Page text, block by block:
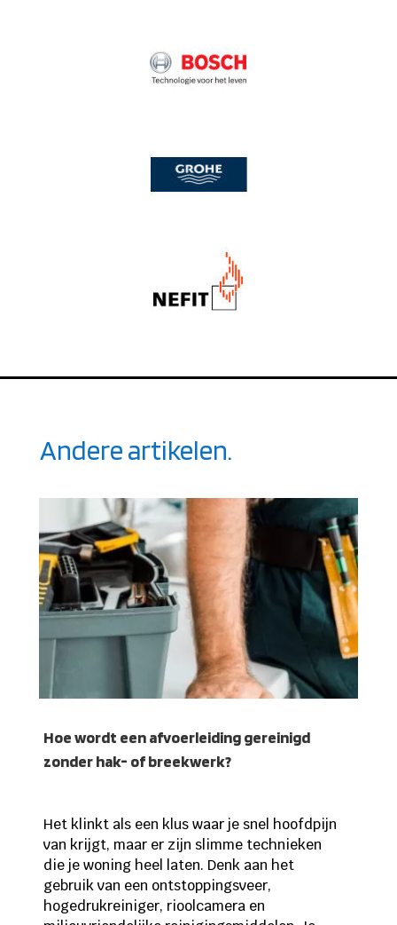
Andere artikelen.
Hoe wordt een afvoerleiding gereinigd
zonder hak- of breekwerk?
Het klinkt als een klus waar je snel hoofdpijn
van krijgt, maar er zijn slimme technieken
die je woning heel laten. Denk aan het
gebruik van een ontstoppingsveer,
hogedrukreiniger, rioolcamera en